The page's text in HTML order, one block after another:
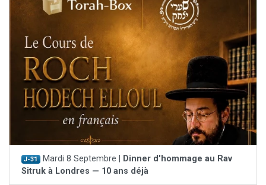
J-31 Mardi 8 Septembre |
Dinner d'hommage au Rav
Sitruk à Londres — 10 ans déjà